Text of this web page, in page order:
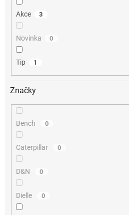
Akce 3
Novinka 0
Tip 1
Značky
Bench 0
Caterpillar 0
D&N 0
Dielle 0